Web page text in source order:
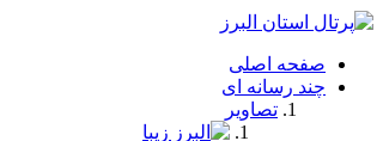
فصد
شرق
تهران
خشکشویی
صفحه اصلی
چند رسانه ای
تصاویر